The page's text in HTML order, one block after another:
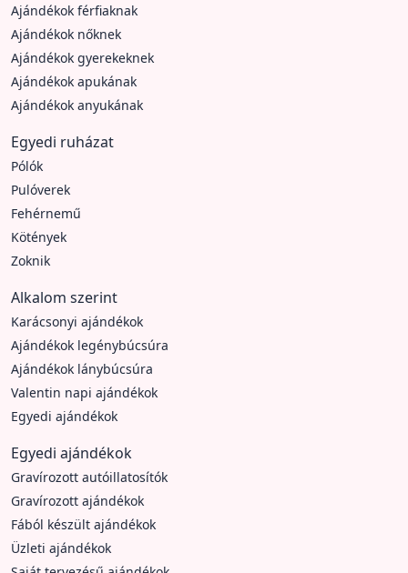
Ajándékok férfiaknak
Ajándékok nőknek
Ajándékok gyerekeknek
Ajándékok apukának
Ajándékok anyukának
Egyedi ruházat
Pólók
Pulóverek
Fehérnemű
Kötények
Zoknik
Alkalom szerint
Karácsonyi ajándékok
Ajándékok legénybúcsúra
Ajándékok lánybúcsúra
Valentin napi ajándékok
Egyedi ajándékok
Egyedi ajándékok
Gravírozott autóillatosítók
Gravírozott ajándékok
Fából készült ajándékok
Üzleti ajándékok